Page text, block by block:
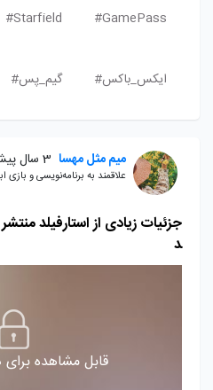
GamePass#
Starfield#
ایکس_باکس# گیم_پس#
میم مثل مهسا 3 سال پیش
علاقمند به برنامه‌نویسی و بازی
جزئیات زیادی از استارفیلد
د
قابل مشاهده برای